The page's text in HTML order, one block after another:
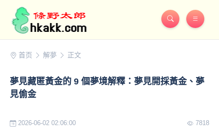
首页 解夢 正文
​夢見藏匿黃金的 9 個夢境解釋：夢見開採黃金、夢
見偷金
2026-06-02 02:06:00 7818